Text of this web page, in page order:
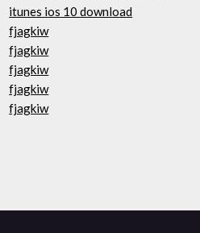
itunes ios 10 download
fjagkiw
fjagkiw
fjagkiw
fjagkiw
fjagkiw